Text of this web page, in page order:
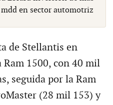
en sector automotriz
de Stellantis en
Ram 1500, con 40 mil
seguida por la Ram
(28 mil 153) y